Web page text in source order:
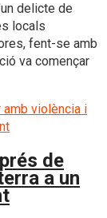
delicte de
locals
fent-se amb
va començar
de
a un